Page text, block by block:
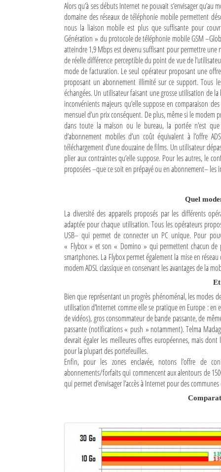
Identifiant oublié ?
Mot de passe oublié ?
Alors qu’à ses débuts Internet ne pouvait s’envisager
domaine des réseaux de téléphonie mobile permettent
nous la liaison mobile est plus que suffisante pour
Génération » du protocole de téléphonie mobile GSM
atteindre 1,9 Mbps est devenu suffisant pour permettre
de réelle différence perceptible du point de vue de
mode de facturation. Le seul opérateur proposant une
proposant un abonnement illimité sur ce support. Tous
échangées. Un utilisateur faisant une grosse utilisation de
inconvénients majeurs qu’elle suppose en comparaison
mensuel d’un prix conséquent. De plus, même si le
dans toute la maison ou le bureau, la portée n’est
d’abonnement mobiles d’un coût équivalent à l’offre
téléchargement d’une douzaine de films. Un utilisateur
plier aux contraintes qu’elle suppose. Pour les autres, le
proposées –que ce soit en prépayé ou en abonnement–
Quel
La diversité des appareils proposés par les différents
adaptée pour chaque utilisation. Tous les opérateurs
USB– qui permet de connecter un PC unique. Pour
« Flybox » et son « Domino » qui permettent chacun de
smartphones. La Flybox permet également la mise en
modem ADSL classique en conservant les avantages de la
Bien que représentant un progrès phénoménal, les modes
utilisation d’Internet comme elle se pratique en Europe :
de vidéos), gros consommateur de bande passante, de
passante (notifications « push » notamment). Telma
devrait égaler les meilleures offres européennes, mais
pour la plupart des portefeuilles.
Enfin, pour les zones enclavée, notons l’offre de
abonnements/forfaits qui commencent aux alentours de
qui permet d’envisager l’accès à Internet pour des